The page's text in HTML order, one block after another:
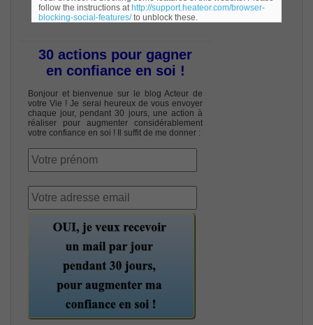
30 actions pour gagner
en confiance en soi !
Bonjour et bienvenue sur le blog Acteur de
votre Vie ! Je serai heureux de vous envoyer
chaque jour, pendant 30 jours, une action à
réaliser pour augmenter considérablement
votre confiance en soi ! Il suffit de me donner :
follow the instructions at http://support.heateor.com/browser-
blocking-social-features/to unblock these.